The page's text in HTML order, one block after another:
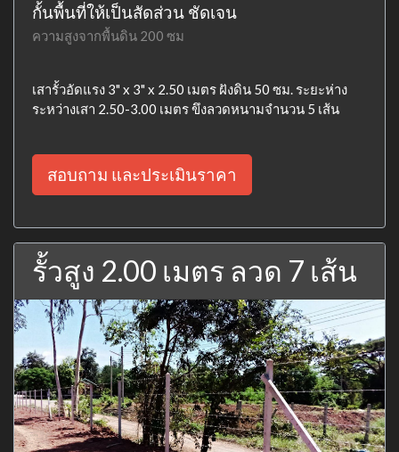
กั้นพื้นที่ให้เป็นสัดส่วน ชัดเจน
ความสูงจากพื้นดิน 200 ซม
เสารั้วอัดแรง 3" x 3" x 2.50 เมตร ฝังดิน 50 ซม. ระยะห่าง
ระหว่างเสา 2.50-3.00 เมตร ขึงลวดหนามจำนวน 5 เส้น
สอบถาม และประเมินราคา
รั้วสูง 2.00 เมตร ลวด 7 เส้น